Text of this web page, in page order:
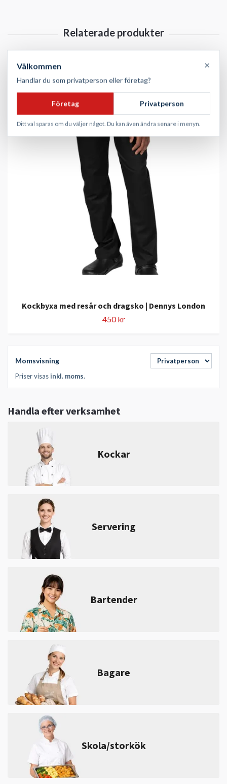
Momsvisning
Priser visasinkl. moms.
Handla efter verksamhet
Kockar
Servering
Bartender
Bagare
Skola/storkök
Kockbyxa med resår och dragsko | Dennys London
450 kr
Välkommen ×
Handlar du som privatperson eller företag?
Företag Privatperson
Ditt val sparas om du väljer något. Du kan även ändra senare i menyn.